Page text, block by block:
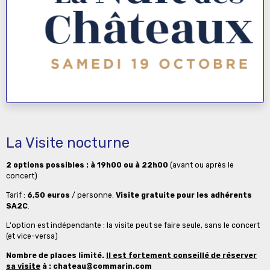
La Visite nocturne
2 options possibles : à 19h00 ou à 22h00 (avant ou après le
concert)
Tarif : 6,50 euros / personne. Visite gratuite pour les adhérents
SA2C.
L'option est indépendante : la visite peut se faire seule, sans le concert
(et vice-versa)
Nombre de places limité.
Il est fortement conseillé de réserver
sa visite à : chateau@commarin.com